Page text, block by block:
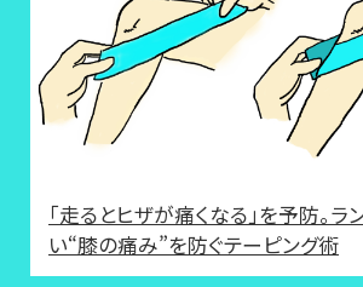
「走るとヒザが痛くなる」を予防。
い“膝の痛み”を防ぐテーピング術